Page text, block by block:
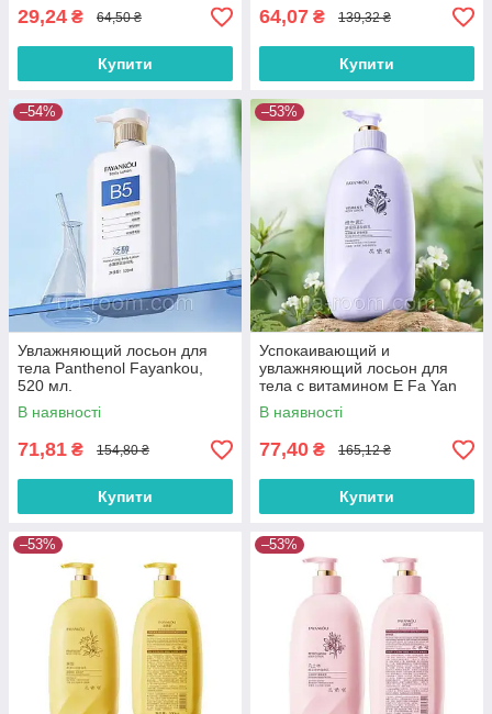
29,24 ₴ 64,50 ₴
Купити
64,07 ₴ 139,32 ₴
Купити
–54%
Увлажняющий лосьон для
тела Panthenol Fayankou,
520 мл.
В наявності
71,81 ₴ 154,80 ₴
Купити
–53%
Успокаивающий и
увлажняющий лосьон для
тела с витамином Е Fa Yan
Kou ,500мл.
В наявності
77,40 ₴ 165,12 ₴
Купити
–53% –53%